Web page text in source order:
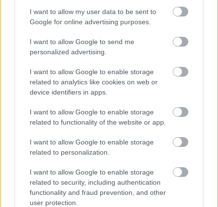
I want to allow my user data to be sent to
Google for online advertising purposes.
I want to allow Google to send me
personalized advertising.
I want to allow Google to enable storage
related to analytics like cookies on web or
device identifiers in apps.
I want to allow Google to enable storage
related to functionality of the website or app.
I want to allow Google to enable storage
related to personalization.
I want to allow Google to enable storage
related to security, including authentication
functionality and fraud prevention, and other
user protection.
2026.08.04.
Megvan a megállapodás: Gulácsi Péter távozik a
Leipzigtől
Fabrizio Romano értesülései szerint eldőlt Gulácsi Péter jövője: az RB
Leipzig magyar válogatott kapusa a spanyol élvonalbeli Villarrealhoz
igazol.